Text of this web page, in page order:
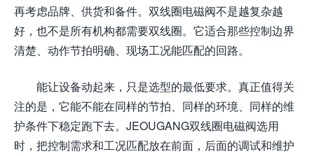
再考虑品牌、供货和备件。双线圈电磁阀不是越复杂越
好，也不是所有机构都需要双线圈。它适合那些控制边界
清楚、动作节拍明确、现场工况能匹配的回路。
能让设备动起来，只是选型的最低要求。真正值得关
注的是，它能不能在同样的节拍、同样的环境、同样的维
护条件下稳定跑下去。JEOUGANG双线圈电磁阀选用
时，把控制需求和工况匹配放在前面，后面的调试和维护